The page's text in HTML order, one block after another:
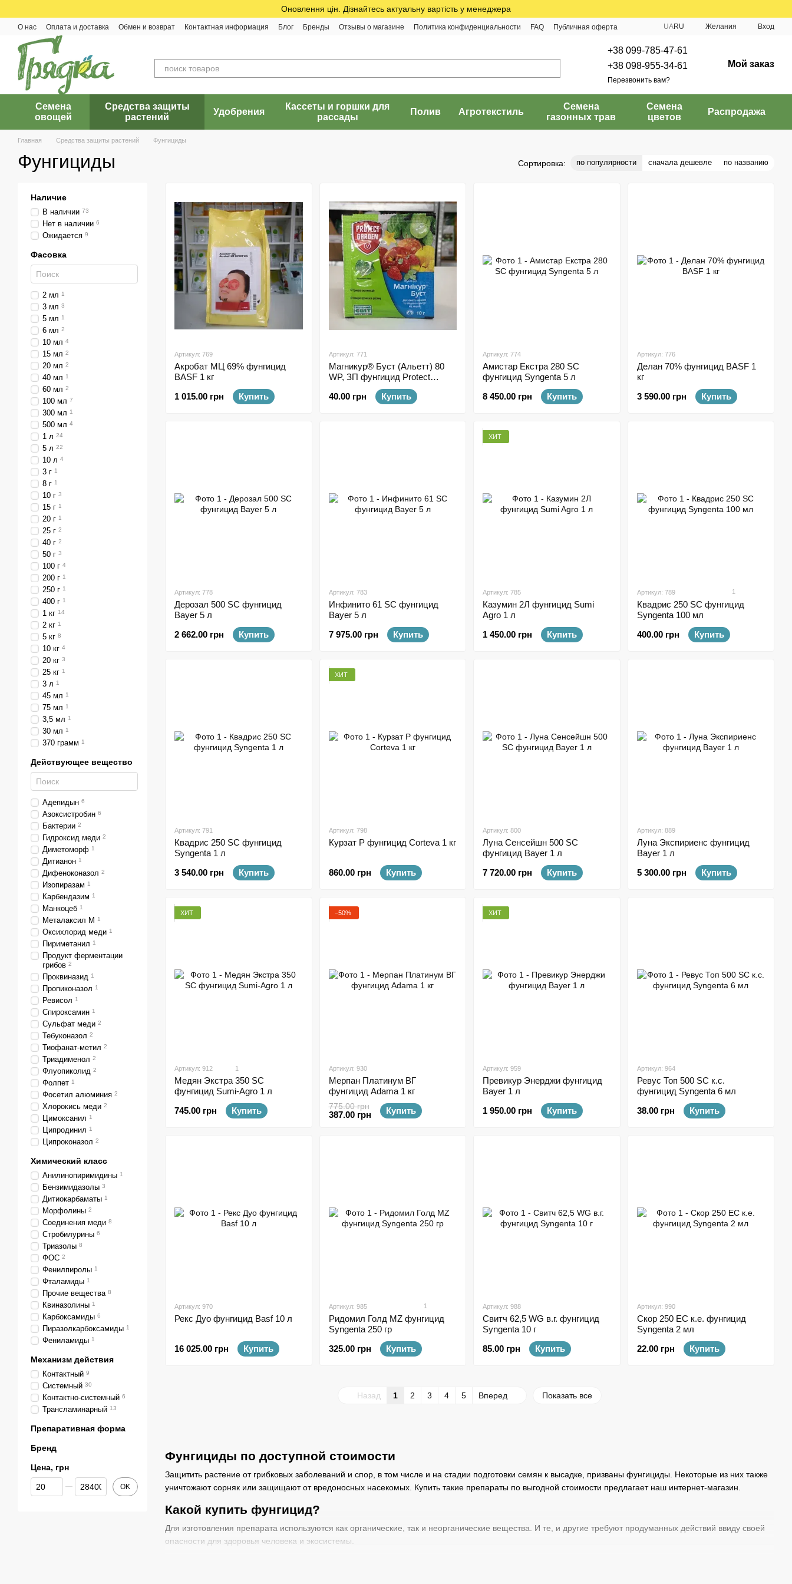
Оновлення цін. Дізнайтесь актуальну вартість у менеджера
О нас Оплата и доставка Обмен и возврат Контактная информация Блог Бренды Отзывы о магазине Политика конфиденциальности FAQ Публичная оферта UARU Желания Вход
+38 099-785-47-61
+38 098-955-34-61
Перезвонить вам?
Мой заказ
Семена
овощей
Средства защиты
растений
Удобрения
Кассеты и горшки для
рассады
Полив Агротекстиль
Семена
газонных трав
Семена
цветов
Распродажа
Главная Средства защиты растений Фунгициды
Фунгициды Сортировка: по популярности сначала дешевле по названию
Фунгициды по доступной стоимости
Защитить растение от грибковых заболеваний и спор, в том числе и на стадии подготовки семян к высадке, призваны фунгициды. Некоторые из них также
уничтожают сорняк или защищают от вредоносных насекомых. Купить такие препараты по выгодной стоимости предлагает наш интернет-магазин.
Какой купить фунгицид?
Для изготовления препарата используются как органические, так и неорганические вещества. И те, и другие требуют продуманных действий ввиду своей
опасности для здоровья человека и экосистемы.
Артикул: 769
Акробат МЦ 69% фунгицид
BASF 1 кг
1 015.00 грн
Купить
Артикул: 771
Магникур® Буст (Альетт) 80
WP, ЗП фунгицид Protect
40.00 грн
Купить
Артикул: 774
Амистар Екстра 280 SC
фунгицид Syngenta 5 л
8 450.00 грн
Купить
Артикул: 776
Делан 70% фунгицид BASF 1
кг
3 590.00 грн
Купить
Артикул: 778
Дерозал 500 SC фунгицид
Bayer 5 л
2 662.00 грн
Купить
Артикул: 783
Инфинито 61 SC фунгицид
Bayer 5 л
7 975.00 грн
Купить
ХИТ
Артикул: 785
Казумин 2Л фунгицид Sumi
Agro 1 л
1 450.00 грн
Купить
Артикул: 789 1
Квадрис 250 SC фунгицид
Syngenta 100 мл
400.00 грн
Купить
Артикул: 791
Квадрис 250 SC фунгицид
Syngenta 1 л
3 540.00 грн
Купить
ХИТ
Артикул: 798
Курзат Р фунгицид Corteva 1 кг
860.00 грн Купить
Артикул: 800
Луна Сенсейшн 500 SC
фунгицид Bayer 1 л
7 720.00 грн
Купить
Артикул: 889
Луна Экспириенс фунгицид
Bayer 1 л
5 300.00 грн
Купить
ХИТ
Артикул: 912 1
Медян Экстра 350 SC
фунгицид Sumi-Agro 1 л
745.00 грн
Купить
−50%
Артикул: 930
Мерпан Платинум ВГ
фунгицид Adama 1 кг
775.00 грн
387.00 грн Купить
ХИТ
Артикул: 959
Превикур Энерджи фунгицид
Bayer 1 л
1 950.00 грн
Купить
Артикул: 964
Ревус Топ 500 SC к.с.
фунгицид Syngenta 6 мл
38.00 грн
Купить
Артикул: 970
Рекс Дуо фунгицид Basf 10 л
16 025.00 грн Купить
Артикул: 985 1
Ридомил Голд MZ фунгицид
Syngenta 250 гр
325.00 грн
Купить
Артикул: 988
Свитч 62,5 WG в.г. фунгицид
Syngenta 10 г
85.00 грн
Купить
Артикул: 990
Скор 250 ЕС к.е. фунгицид
Syngenta 2 мл
22.00 грн
Купить
Назад 1 2 3 4 5 Вперед Показать все
Наличие
В наличии 73
Нет в наличии 6
Ожидается 9
Фасовка
2 мл 1
3 мл 3
5 мл 1
6 мл 2
10 мл 4
15 мл 2
20 мл 2
40 мл 1
60 мл 2
100 мл 7
300 мл 1
500 мл 4
1 л 24
5 л 22
10 л 4
3 г 1
8 г 1
10 г 3
15 г 1
20 г 1
25 г 2
40 г 2
50 г 3
100 г 4
200 г 1
250 г 1
400 г 1
1 кг 14
2 кг 1
5 кг 8
10 кг 4
20 кг 3
25 кг 1
3 л 1
45 мл 1
75 мл 1
3,5 мл 1
30 мл 1
370 грамм 1
Действующее вещество
Адепидын 6
Азоксистробин 6
Бактерии 2
Гидроксид меди 2
Диметоморф 1
Дитианон 1
Дифеноконазол 2
Изопиразам 1
Карбендазим 1
Манкоцеб 1
Металаксил М 1
Оксихлорид меди 1
Пириметанил 1
Продукт ферментации
грибов 2
Проквиназид 1
Пропиконазол 1
Ревисол 1
Спироксамин 1
Сульфат меди 2
Тебуконазол 2
Тиофанат-метил 2
Триадименол 2
Флуопиколид 2
Фолпет 1
Фосетил алюминия 2
Хлорокись меди 2
Цимоксанил 1
Ципродинил 1
Ципроконазол 2
Химический класс
Анилинопиримидины 1
Бензимидазолы 3
Дитиокарбаматы 1
Морфолины 2
Соединения меди 8
Стробилурины 6
Триазолы 8
ФОС 2
Фенилпиролы 1
Фталамиды 1
Прочие вещества 8
Квиназолины 1
Карбоксамиды 6
Пиразолкарбоксамиды 1
Фениламиды 1
Механизм действия
Контактный 9
Системный 30
Контактно-системный 6
Трансламинарный 13
Препаративная форма
Бренд
Цена, грн
От Цена, грн
До Цена, грн OK